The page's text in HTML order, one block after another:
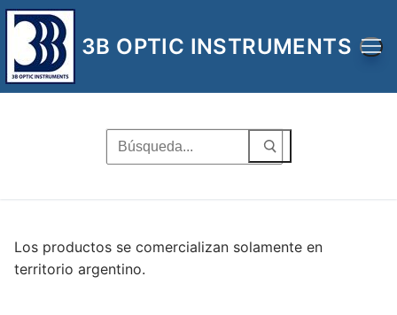
Ir
contenido
3B OPTIC INSTRUMENTS
Buscar
por:
Los productos se comercializan solamente en
territorio argentino.